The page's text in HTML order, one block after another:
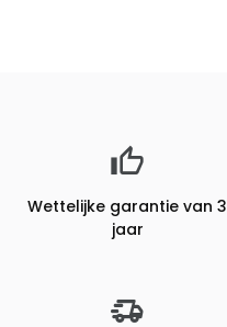
Wettelijke garantie van 3
jaar